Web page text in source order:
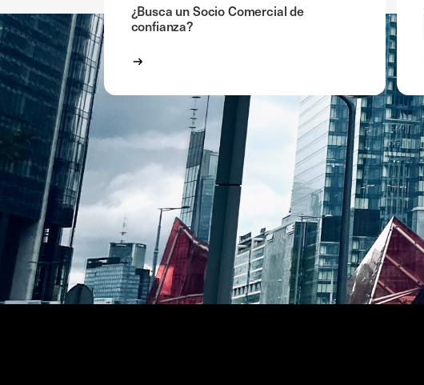
¿Busca un Socio Comercial de
confianza?